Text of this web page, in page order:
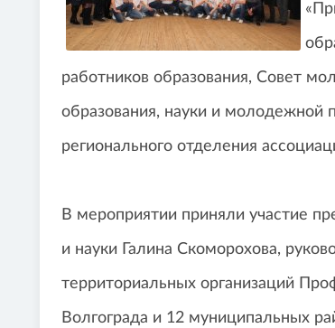
работников образования, Совет
образования, науки и молодежной
регионального отделения
В мероприятии приняли участие
и науки Галина Скоморохова,
территориальных организаций
Волгограда и 12 муниципальных